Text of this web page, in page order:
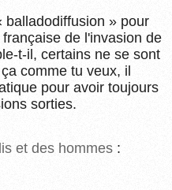
balladodiffusion » pour
de l'invasion de
t-il, certains ne se sont
comme tu veux, il
pour avoir toujours
sorties.
et des hommes :